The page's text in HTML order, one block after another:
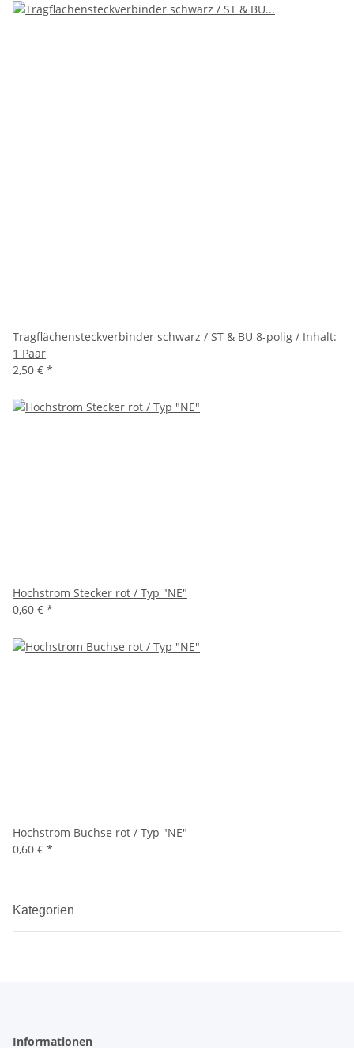
Tragflächensteckverbinder schwarz / ST & BU 8-polig / Inhalt:
1 Paar
2,50 € *
Hochstrom Stecker rot / Typ "NE"
0,60 € *
Hochstrom Buchse rot / Typ "NE"
0,60 € *
Kategorien
Informationen